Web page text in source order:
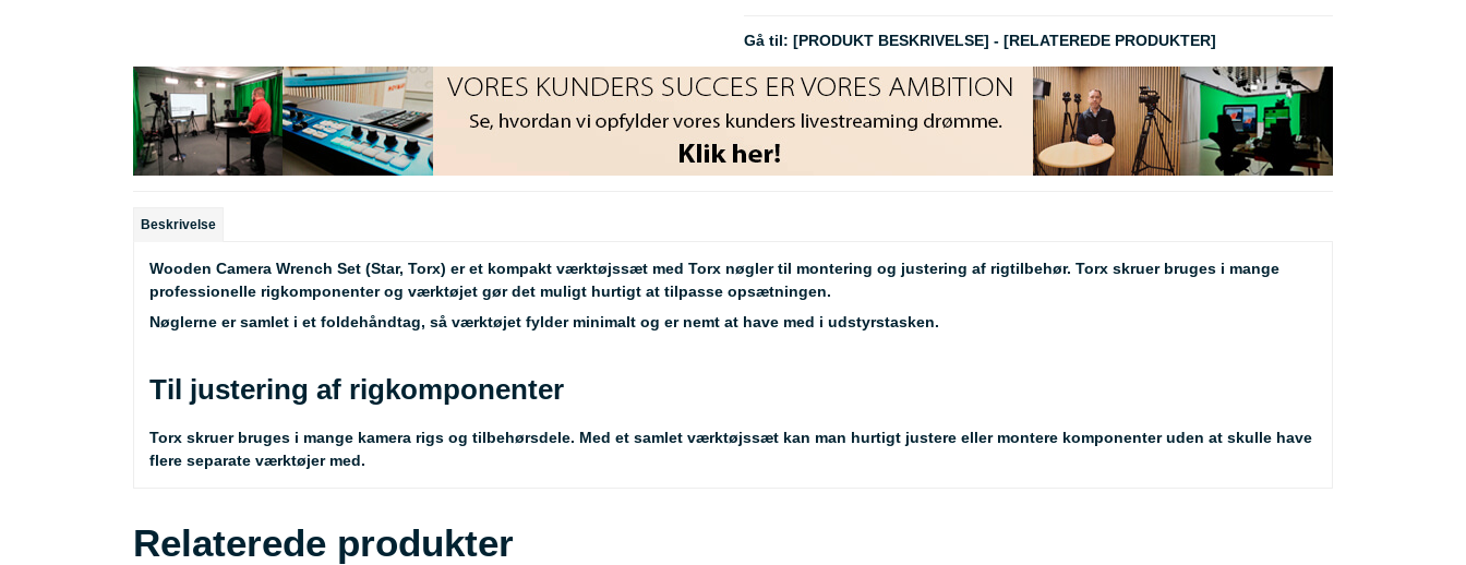
Gå til: [PRODUKT BESKRIVELSE] - [RELATEREDE PRODUKTER]
Beskrivelse
Wooden Camera Wrench Set (Star, Torx) er et kompakt værktøjssæt med Torx nøgler til montering og justering af rigtilbehør. Torx skruer bruges i mange
professionelle rigkomponenter og værktøjet gør det muligt hurtigt at tilpasse opsætningen.
Nøglerne er samlet i et foldehåndtag, så værktøjet fylder minimalt og er nemt at have med i udstyrstasken.
Til justering af rigkomponenter
Torx skruer bruges i mange kamera rigs og tilbehørsdele. Med et samlet værktøjssæt kan man hurtigt justere eller montere komponenter uden at skulle have
flere separate værktøjer med.
Relaterede produkter